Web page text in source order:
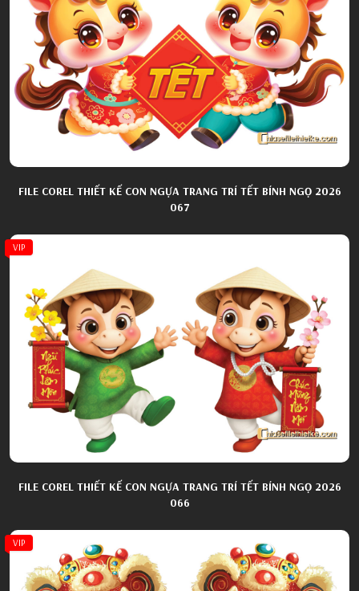
FILE COREL THIẾT KẾ CON NGỰA TRANG TRÍ TẾT BÍNH NGỌ 2026
067
VIP
FILE COREL THIẾT KẾ CON NGỰA TRANG TRÍ TẾT BÍNH NGỌ 2026
066
VIP